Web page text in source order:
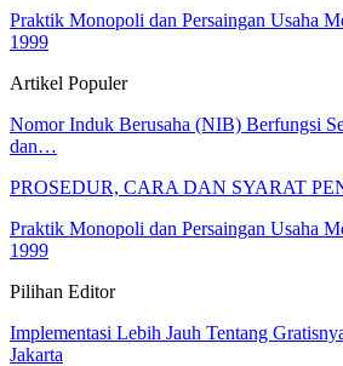
Praktik Monopoli dan Persaingan Usaha
1999
Artikel Populer
Nomor Induk Berusaha (NIB) Berfungsi
dan…
PROSEDUR, CARA DAN SYARAT
Praktik Monopoli dan Persaingan Usaha
1999
Pilihan Editor
Implementasi Lebih Jauh Tentang
Jakarta